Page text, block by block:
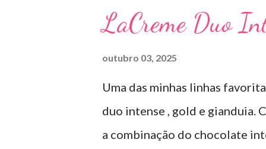
geralmente uso a noite).
SOLUÇÃO (eritromicina) é
LaCreme Duo
outubro 03, 2025
Uma das minhas linhas
duo intense , gold e gianduia.
a combinação do chocolate